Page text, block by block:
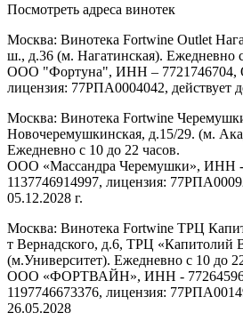
Посмотреть адреса винотек
Москва: Винотека Fortwine Outlet
ш., д.36 (м. Нагатинская). Ежедневно
ООО "Фортуна", ИНН – 7721746704,
лицензия: 77РПА0004042, действует
Москва: Винотека Fortwine
Новочеремушкинская, д.15/29. (м.
Ежедневно с 10 до 22 часов.
ООО «Массандра Черемушки», ИНН
1137746914997, лицензия:
05.12.2028 г.
Москва: Винотека Fortwine ТРЦ
т Вернадского, д.6, ТРЦ «Капитолий
(м.Университет). Ежедневно с 10 до
ООО «ФОРТВАЙН», ИНН -
1197746673376, лицензия:
26.05.2028